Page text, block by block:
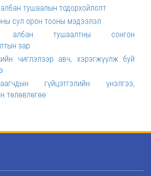
тушаалын тодорхойлолт
сул орон тооны мэдээлэл
албан тушаалтны сонгон
зар
чиглэлээр авч, хэрэгжүүлж буй
гүйцэтгэлийн үнэлгээ,
төлөвлөгөө